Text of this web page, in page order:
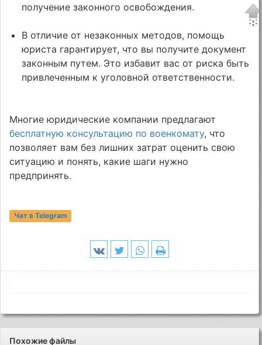
получение законного освобождения.
В отличие от незаконных методов, помощь
юриста гарантирует, что вы получите документ
законным путем. Это избавит вас от риска быть
привлеченным к уголовной ответственности.
Многие юридические компании предлагают
бесплатную консультацию по военкомату, что
позволяет вам без лишних затрат оценить свою
ситуацию и понять, какие шаги нужно
предпринять.
Чат в Telegram
Похожие файлы